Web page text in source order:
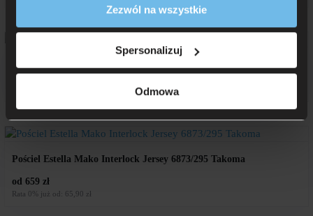
Zezwól na wszystkie
Spersonalizuj
Odmowa
Prześcieradło Estella Zwirn Jersey Topper 635 saphir
Pościel Estella Mako Interlock Jersey 6873/295 Takoma
od 659 zł
Rata 0% już od: 65,90 zł